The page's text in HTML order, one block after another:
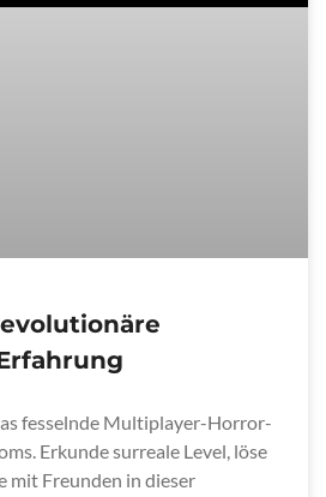
fesselnde Multiplayer-Horror-
Erkunde surreale Level, löse
mit Freunden in dieser